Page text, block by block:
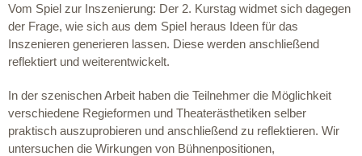
Vom Spiel zur Inszenierung: Der 2. Kurstag widmet sich dagegen
der Frage, wie sich aus dem Spiel heraus Ideen für das
Inszenieren generieren lassen. Diese werden anschließend
reflektiert und weiterentwickelt.
In der szenischen Arbeit haben die Teilnehmer die Möglichkeit
verschiedene Regieformen und Theaterästhetiken selber
praktisch auszuprobieren und anschließend zu reflektieren. Wir
untersuchen die Wirkungen von Bühnenpositionen,